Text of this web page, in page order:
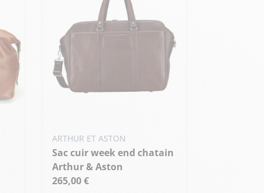
ARTHUR ET ASTON
Sac cuir week end chatain
Arthur & Aston
265,00 €